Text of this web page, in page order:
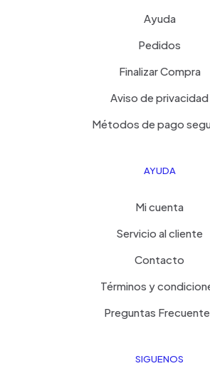
Ayuda
Pedidos
Finalizar Compra
Aviso de privacidad
Métodos de pago
AYUDA
Mi cuenta
Servicio al cliente
Contacto
Términos y
Preguntas
SIGUENOS